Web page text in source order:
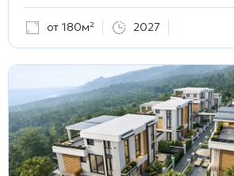
от 180м² 2027